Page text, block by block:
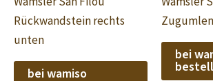
Rückwandstein rechts
unten
bei wamiso
bei